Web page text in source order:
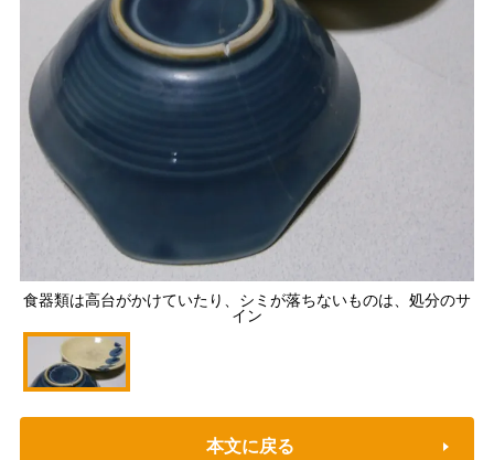
食器類は高台がかけていたり、シミが落ちないものは、処分のサ
イン
本文に戻る